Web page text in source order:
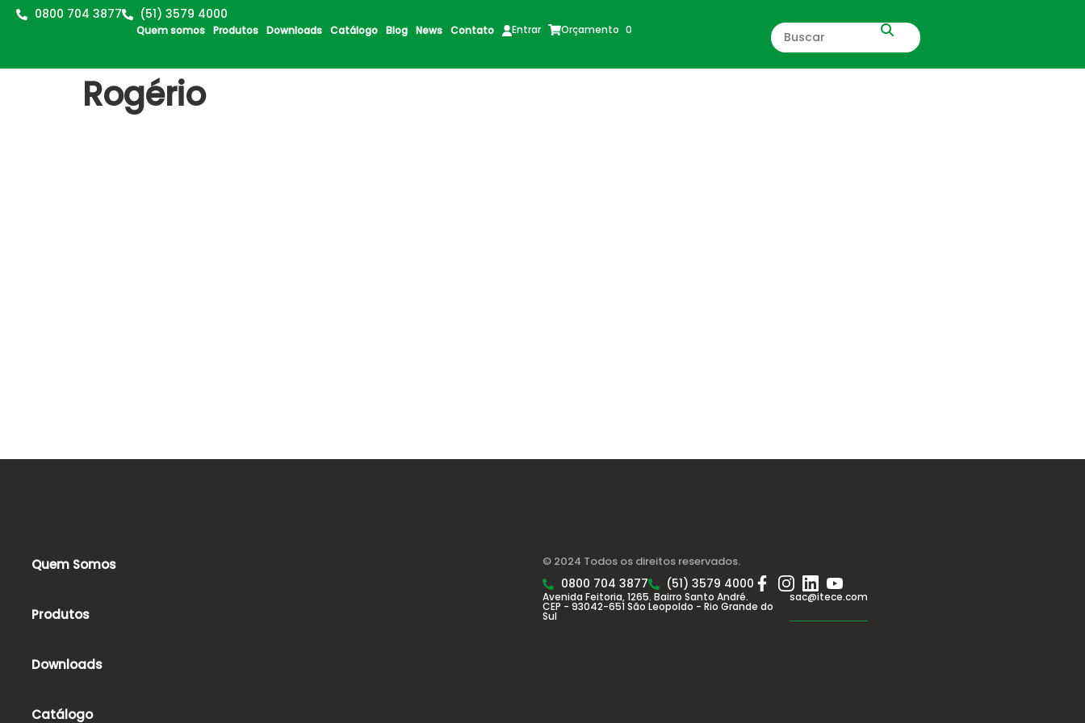
0800 704 3877 (51) 3579 4000
Quem somos Produtos Downloads Catálogo Blog News Contato Entrar Orçamento 0
Rogério
Quem Somos
Produtos
Downloads
Catálogo
© 2024 Todos os direitos reservados.
0800 704 3877 (51) 3579 4000
Avenida Feitoria, 1265. Bairro Santo André.
CEP - 93042-651 São Leopoldo - Rio Grande do
Sul
sac@itece.com